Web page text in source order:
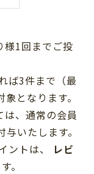
1回までご投
ば3件まで（最
となります。
、通常の会員
いたします。
ントは、
レビ
。